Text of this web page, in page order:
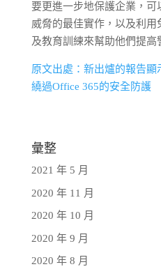
要更進一步地保護企業，
威脅的最佳實作，以及利
及教育訓練來幫助他們提高
原文出處：新出爐的報告
繞過Office 365的安全防護
彙整
2021 年 5 月
2020 年 11 月
2020 年 10 月
2020 年 9 月
2020 年 8 月